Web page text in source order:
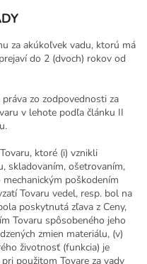
za akúkoľvek vadu, ktorú má
do 2 (dvoch) rokov od
zo zodpovednosti za
v lehote podľa článku II
ktoré (i) vznikli
skladovaním, ošetrovaním,
poškodením
Tovaru vedel, resp. bol na
poskytnutá zľava z Ceny,
Tovaru spôsobeného jeho
zmien materiálu, (v)
životnosť (funkcia) je
použitom Tovare za vady